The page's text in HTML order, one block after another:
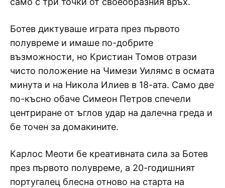
Ботев диктуваше играта през първото
полувреме и имаше по-добрите
възможности, но Кристиан Томов отрази
чисто положение на Чимези Уилямс в осмата
минута и на Никола Илиев в 18-ата. Само две
по-късно обаче Симеон Петров спечели
центриране от ъглов удар на далечна греда и
бе точен за домакините.
Карлос Меоти бе креативната сила за Ботев
през първото полувреме, а 20-годишният
португалец блесна отново на старта на